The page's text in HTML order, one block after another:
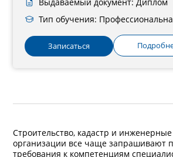
Тип обучения:
Записаться
Строительство, кадастр и
организации все чаще запрашивают
требования к компетенциям